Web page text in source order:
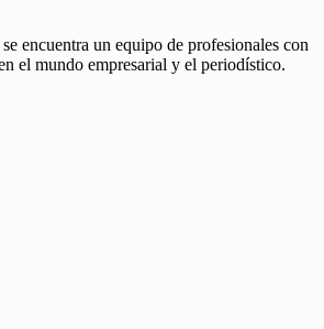
encuentra un equipo de profesionales con
el mundo empresarial y el periodístico.